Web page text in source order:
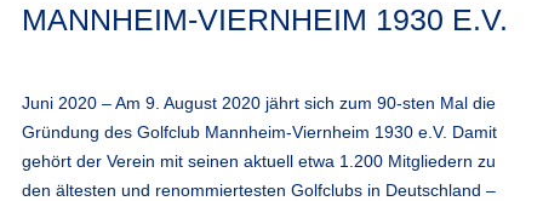
MANNHEIM-VIERNHEIM 1930 E.V.
Juni 2020 – Am 9. August 2020 jährt sich zum 90-sten Mal die
Gründung des Golfclub Mannheim-Viernheim 1930 e.V. Damit
gehört der Verein mit seinen aktuell etwa 1.200 Mitgliedern zu
den ältesten und renommiertesten Golfclubs in Deutschland –